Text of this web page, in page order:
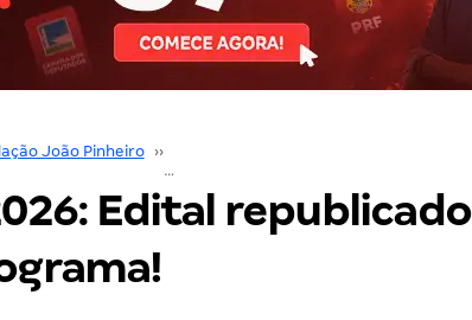
João Pinheiro ››
Edital republicado